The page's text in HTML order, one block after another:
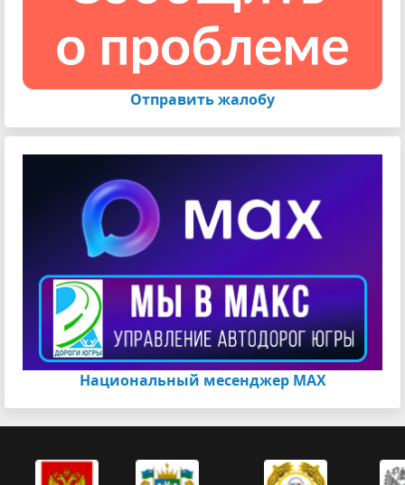
Отправить жалобу
Национальный месенджер МАХ